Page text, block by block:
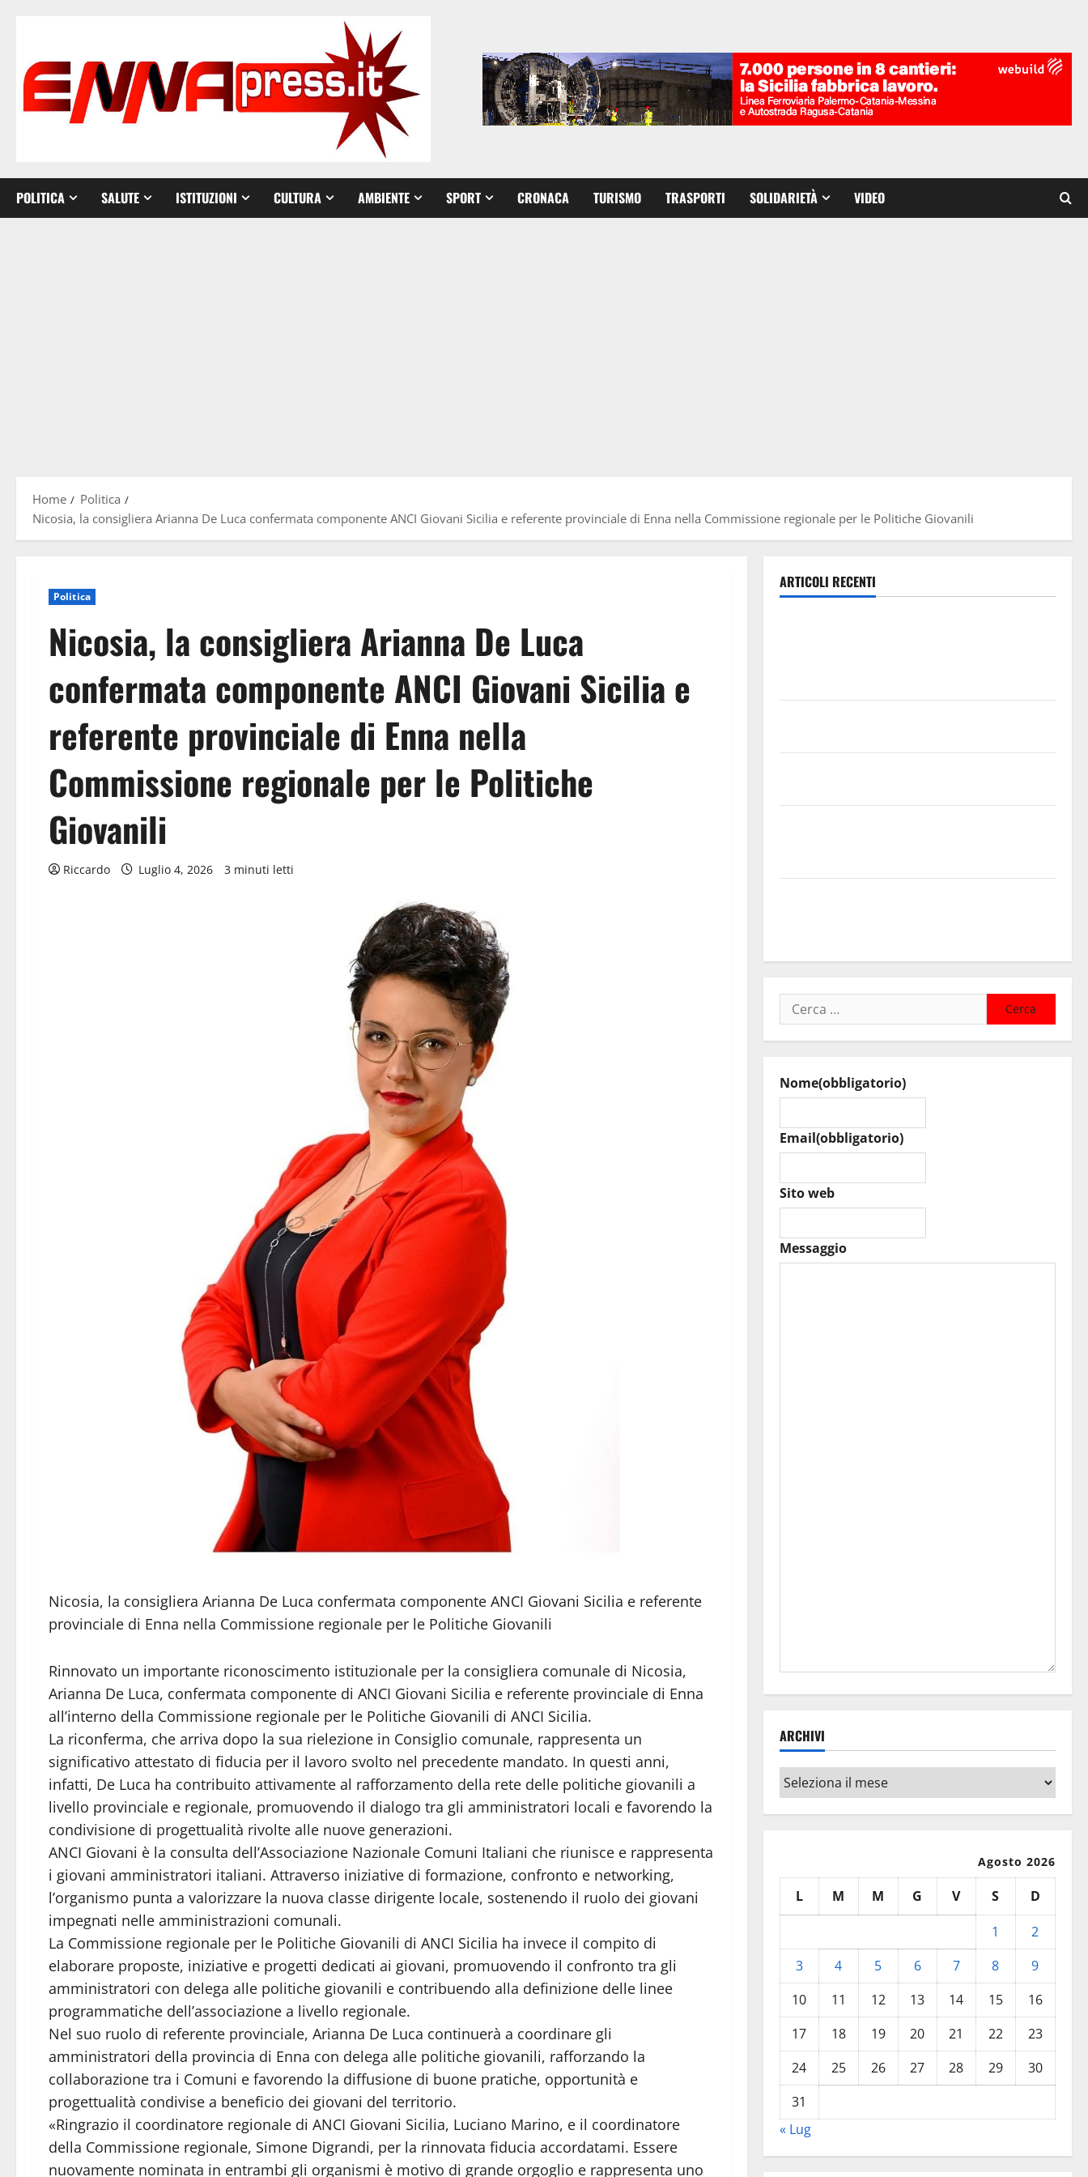
POLITICA SALUTE ISTITUZIONI CULTURA AMBIENTE SPORT CRONACA TURISMO TRASPORTI SOLIDARIETÀ VIDEO
Home
Politica
Nicosia, la consigliera Arianna De Luca confermata componente ANCI Giovani Sicilia e referente provinciale di Enna nella Commissione regionale per le Politiche Giovanili
Politica
Nicosia, la consigliera Arianna De Luca
confermata componente ANCI Giovani Sicilia e
referente provinciale di Enna nella
Commissione regionale per le Politiche
Giovanili
Riccardo Luglio 4, 2026 3 minuti letti
Nicosia, la consigliera Arianna De Luca confermata componente ANCI Giovani Sicilia e referente
provinciale di Enna nella Commissione regionale per le Politiche Giovanili
Rinnovato un importante riconoscimento istituzionale per la consigliera comunale di Nicosia,
Arianna De Luca, confermata componente di ANCI Giovani Sicilia e referente provinciale di Enna
all’interno della Commissione regionale per le Politiche Giovanili di ANCI Sicilia.
La riconferma, che arriva dopo la sua rielezione in Consiglio comunale, rappresenta un
significativo attestato di fiducia per il lavoro svolto nel precedente mandato. In questi anni,
infatti, De Luca ha contribuito attivamente al rafforzamento della rete delle politiche giovanili a
livello provinciale e regionale, promuovendo il dialogo tra gli amministratori locali e favorendo la
condivisione di progettualità rivolte alle nuove generazioni.
ANCI Giovani è la consulta dell’Associazione Nazionale Comuni Italiani che riunisce e rappresenta
i giovani amministratori italiani. Attraverso iniziative di formazione, confronto e networking,
l’organismo punta a valorizzare la nuova classe dirigente locale, sostenendo il ruolo dei giovani
impegnati nelle amministrazioni comunali.
La Commissione regionale per le Politiche Giovanili di ANCI Sicilia ha invece il compito di
elaborare proposte, iniziative e progetti dedicati ai giovani, promuovendo il confronto tra gli
amministratori con delega alle politiche giovanili e contribuendo alla definizione delle linee
programmatiche dell’associazione a livello regionale.
Nel suo ruolo di referente provinciale, Arianna De Luca continuerà a coordinare gli
amministratori della provincia di Enna con delega alle politiche giovanili, rafforzando la
collaborazione tra i Comuni e favorendo la diffusione di buone pratiche, opportunità e
progettualità condivise a beneficio dei giovani del territorio.
«Ringrazio il coordinatore regionale di ANCI Giovani Sicilia, Luciano Marino, e il coordinatore
della Commissione regionale, Simone Digrandi, per la rinnovata fiducia accordatami. Essere
nuovamente nominata in entrambi gli organismi è motivo di grande orgoglio e rappresenta uno
ARTICOLI RECENTI
Ricerca
per:
Nome(obbligatorio)
Email(obbligatorio)
Sito web
Messaggio
ARCHIVI
Archivi
Agosto 2026
L M M G V S
D
1
2
3
4 5 6 7 8
9
10
11 12 13 14 15
16
17
18 19 20 21 22
23
24
25 26 27 28 29
30
31
« Lug